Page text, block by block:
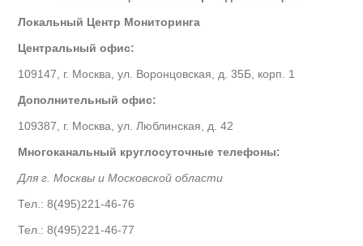
Локальный Центр Мониторинга
Центральный офис:
109147, г. Москва, ул. Воронцовская, д. 35Б, корп. 1
Дополнительный офис:
109387, г. Москва, ул. Люблинская, д. 42
Многоканальный круглосуточные телефоны:
Для г. Москвы и Московской области
Тел.: 8(495)221-46-76
Тел.: 8(495)221-46-77